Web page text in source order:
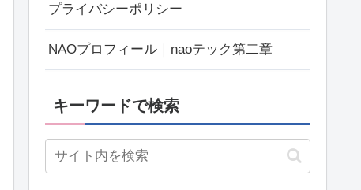
プライバシーポリシー
NAOプロフィール｜naoテック第二章
キーワードで検索